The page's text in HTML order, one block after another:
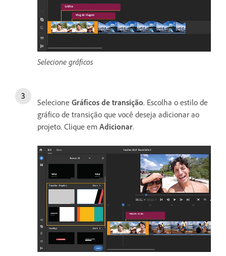
Selecione gráficos
Selecione Gráficos de transição. Escolha o estilo de
gráfico de transição que você deseja adicionar ao
projeto. Clique em Adicionar.